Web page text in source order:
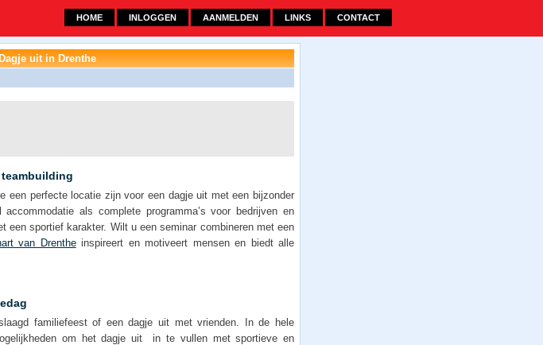
HOME INLOGGEN AANMELDEN LINKS CONTACT
uit in Drenthe
een perfecte locatie zijn voor een dagje uit met een bijzonder
als complete programma’s voor bedrijven en
een sportief karakter. Wilt u een seminar combineren met een
van Drentheinspireert en motiveert mensen en biedt alle
familiefeest of een dagje uit met vrienden. In de hele
om het dagje uit in te vullen met sportieve en